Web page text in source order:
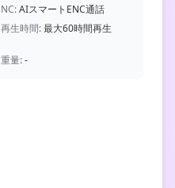
NC:AIスマートENC通話
再生時間:最大60時間再生
重量:-